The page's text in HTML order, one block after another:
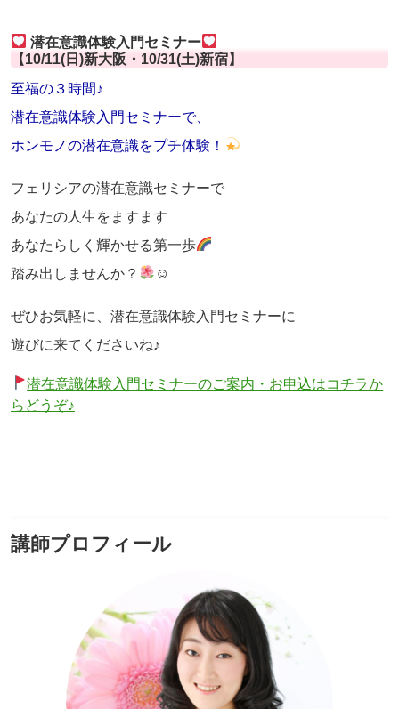
潜在意識体験入門セミナー
【10/11(日)新大阪・10/31(土)新宿】
至福の３時間♪
潜在意識体験入門セミナーで、
ホンモノの潜在意識をプチ体験！
フェリシアの潜在意識セミナーで
あなたの人生をますます
あなたらしく輝かせる第一歩
踏み出しませんか？
☺
ぜひお気軽に、潜在意識体験入門セミナーに
遊びに来てくださいね♪
潜在意識体験入門セミナーのご案内・お申込はコチラか
らどうぞ♪
講師プロフィール